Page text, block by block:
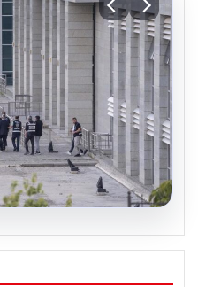
Geniş
Başkan